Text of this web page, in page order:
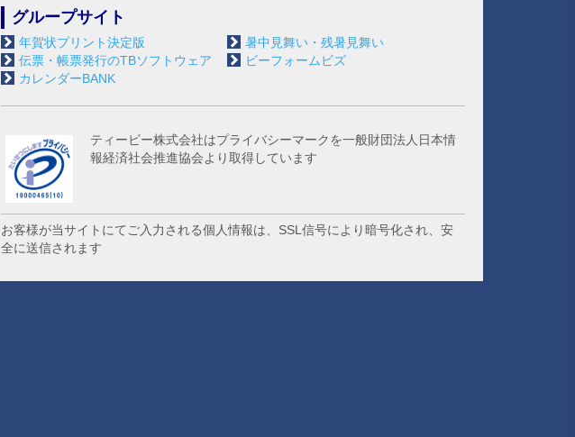
グループサイト
年賀状プリント決定版
暑中見舞い・残暑見舞い
伝票・帳票発行のTBソフトウェア
ビーフォームビズ
カレンダーBANK
ティービー株式会社はプライバシーマークを一般財団法人日本情
報経済社会推進協会より取得しています
お客様が当サイトにてご入力される個人情報は、SSL信号により暗号化され、安
全に送信されます